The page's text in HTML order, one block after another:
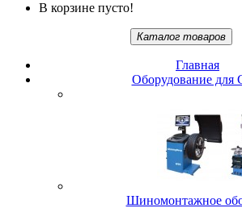
В корзине пусто!
Каталог товаров
Главная
Oбopудoвaниe для
Шиномонтажное